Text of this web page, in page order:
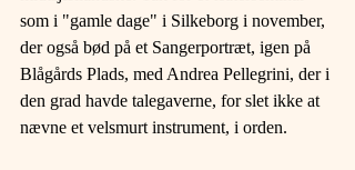
som i "gamle dage" i Silkeborg i november,
der også bød på et Sangerportræt, igen på
Blågårds Plads, med Andrea Pellegrini, der i
den grad havde talegaverne, for slet ikke at
nævne et velsmurt instrument, i orden.